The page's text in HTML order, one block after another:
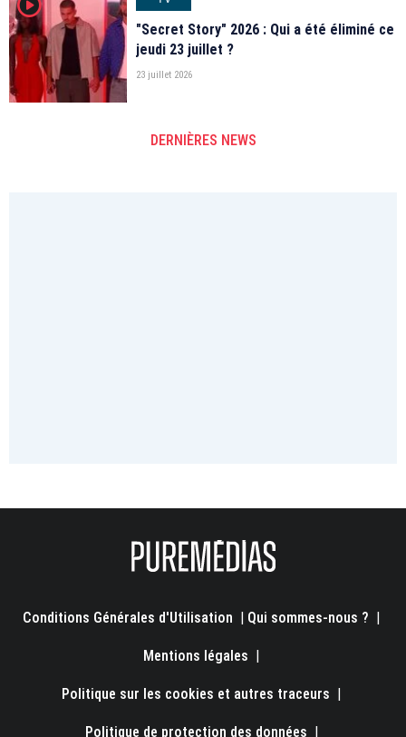
"Secret Story" 2026 : Qui a été éliminé ce
jeudi 23 juillet ?
23 juillet 2026
DERNIÈRES NEWS
Conditions Générales d'Utilisation Qui sommes-nous ?
Mentions légales
Politique sur les cookies et autres traceurs
Politique de protection des données